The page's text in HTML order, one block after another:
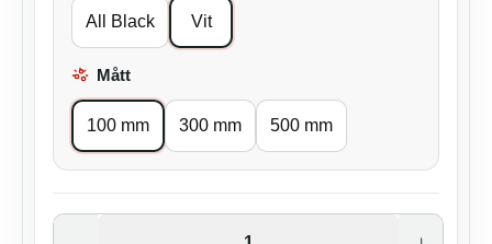
All Black Vit
Välj
Mått
100 mm 300 mm 500 mm
Produktkvantitet: Ange önskat belopp